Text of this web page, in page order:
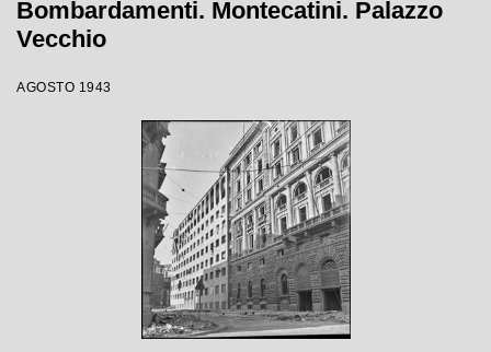
Bombardamenti. Montecatini. Palazzo
Vecchio
AGOSTO 1943